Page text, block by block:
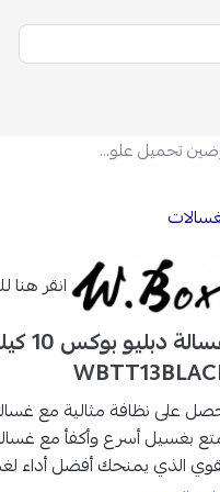
غسالة دبليو بوكس 10 كيلو حوضين تحميل علوي - أسود ورمادي - WBTT13BLACK
انقر هنا
على نظافة مثالية مع غسالة
بغسيل أسرع وأكفأ مع
الذي يمنحك أفضل أداء